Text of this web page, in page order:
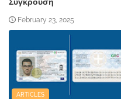
Σύγκρουση"
February 23, 2025
ARTICLES